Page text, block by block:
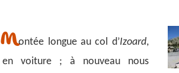
Montée longue au col d’Izoard,
en voiture ; à nouveau nous